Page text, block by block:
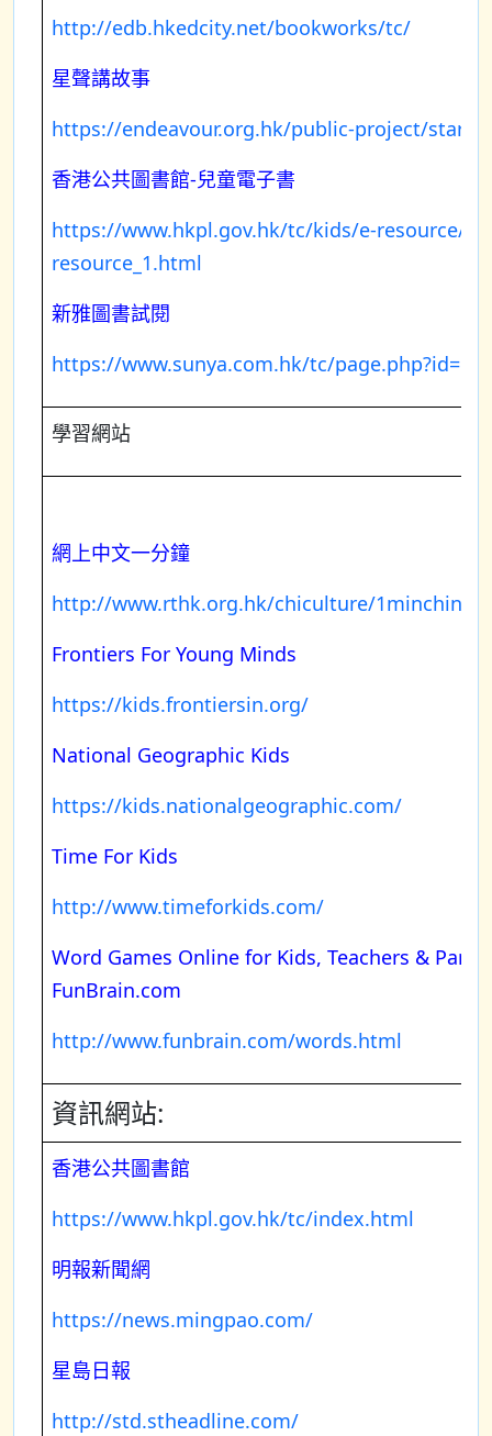
http://edb.hkedcity.net/bookworks/tc/
星聲講故事
https://endeavour.org.hk/public-project/
香港公共圖書館-兒童電子書
https://www.hkpl.gov.hk/tc/kids/e-resource/e-
resource_1.html
新雅圖書試閱
https://www.sunya.com.hk/tc/page.php?id=5
學習網站
網上中文一分鐘
http://www.rthk.org.hk/chiculture/
Frontiers For Young Minds
https://kids.frontiersin.org/
National Geographic Kids
https://kids.nationalgeographic.com/
Time For Kids
http://www.timeforkids.com/
Word Games Online for Kids, Teachers &
FunBrain.com
http://www.funbrain.com/words.html
資訊網站:
香港公共圖書館
https://www.hkpl.gov.hk/tc/index.html
明報新聞網
https://news.mingpao.com/
星島日報
http://std.stheadline.com/